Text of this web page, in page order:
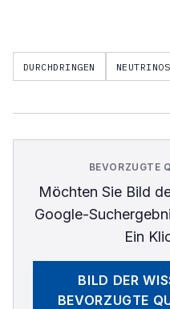
DURCHDRINGEN NEUTRINOS
BEVORZUGTE
Möchten Sie Bild
Google-
Ein
BILD DER
BEVORZUGTE